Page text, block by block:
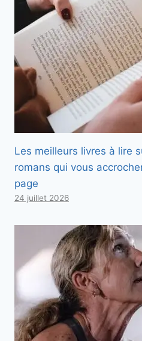
Les meilleurs livres à lire
romans qui vous
page
24 juillet 2026